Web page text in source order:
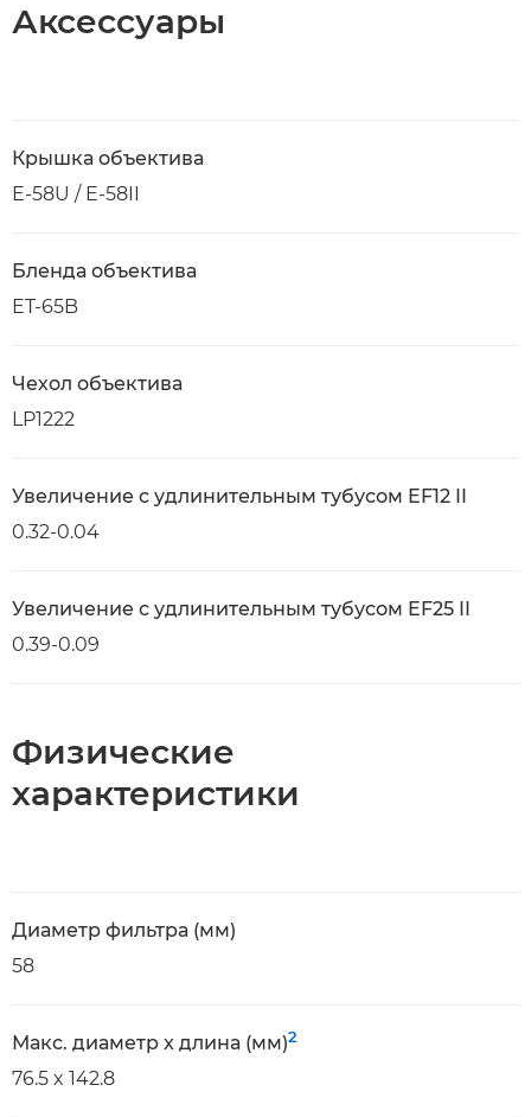
Аксессуары
Крышка объектива
E-58U / E-58II
Бленда объектива
ET-65B
Чехол объектива
LP1222
Увеличение с удлинительным тубусом EF12 II
0.32-0.04
Увеличение с удлинительным тубусом EF25 II
0.39-0.09
Физические
характеристики
Диаметр фильтра (мм)
58
Макс. диаметр x длина (мм)2
76.5 x 142.8